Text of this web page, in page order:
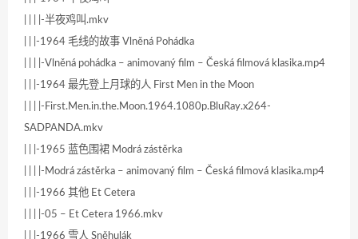
| | | |-半夜鸡叫.mkv
| | |-1964 毛线的故事 Vlněná Pohádka
| | | |-Vlněná pohádka – animovaný film – Česká filmová klasika.mp4
| | |-1964 最先登上月球的人 First Men in the Moon
| | | |-First.Men.in.the.Moon.1964.1080p.BluRay.x264-
SADPANDA.mkv
| | |-1965 蓝色围裙 Modrá zástěrka
| | | |-Modrá zástěrka – animovaný film – Česká filmová klasika.mp4
| | |-1966 其他 Et Cetera
| | | |-05 – Et Cetera 1966.mkv
| | |-1966 雪人 Sněhulák